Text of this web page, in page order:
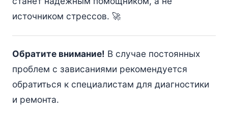
источником стрессов. 🚀
Обратите внимание! В случае постоянных
проблем с зависаниями рекомендуется
обратиться к специалистам для диагностики
и ремонта.